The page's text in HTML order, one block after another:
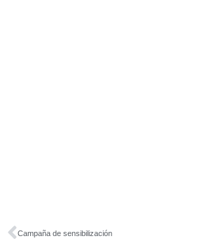
Campaña de sensibilización